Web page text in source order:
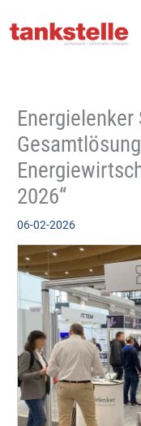
Inhalt
2026“
06-02-2026